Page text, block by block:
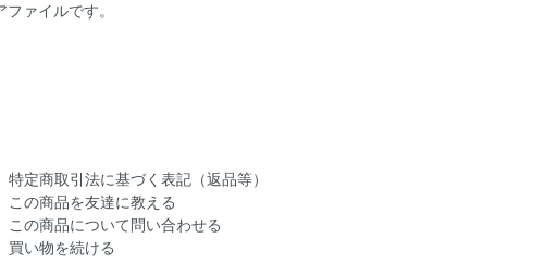
ァイルです。
特定商取引法に基づく表記（返品等）
この商品を友達に教える
この商品について問い合わせる
買い物を続ける